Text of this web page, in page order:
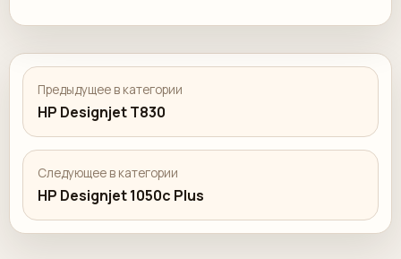
Предыдущее в категории
HP Designjet T830
Следующее в категории
HP Designjet 1050c Plus